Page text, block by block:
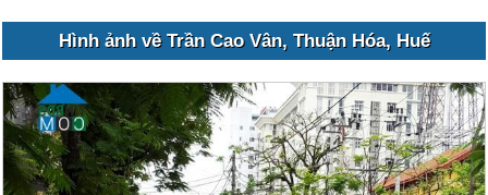
Hình ảnh về Trần Cao Vân, Thuận Hóa, Huế